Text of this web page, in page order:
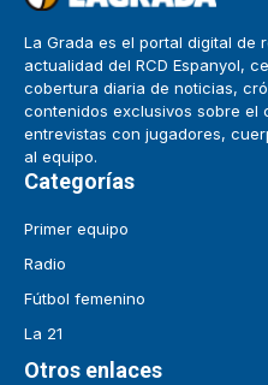
La Grada es el portal digital de
actualidad del RCD Espanyol,
cobertura diaria de noticias,
contenidos exclusivos sobre el
entrevistas con jugadores,
al equipo.
Categorías
Primer equipo
Radio
Fútbol femenino
La 21
Otros enlaces